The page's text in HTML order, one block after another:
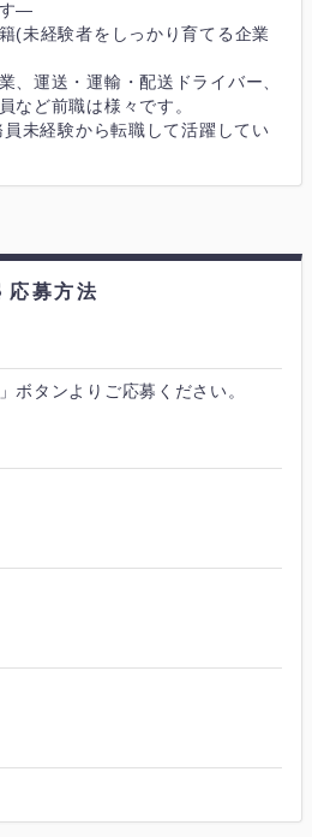
―
(未経験者をしっかり育てる企業
、運送・運輸・配送ドライバー、
など前職は様々です。
未経験から転職して活躍してい
応募方法
ボタンよりご応募ください。